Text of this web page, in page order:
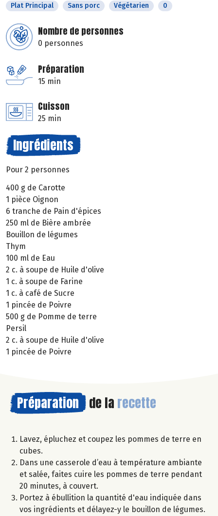
Plat Principal Sans porc Végétarien 0
Nombre de personnes
0 personnes
Préparation
15 min
Cuisson
25 min
Ingrédients
Pour 2 personnes
400 g de Carotte
1 pièce Oignon
6 tranche de Pain d'épices
250 ml de Bière ambrée
Bouillon de légumes
Thym
100 ml de Eau
2 c. à soupe de Huile d'olive
1 c. à soupe de Farine
1 c. à café de Sucre
1 pincée de Poivre
500 g de Pomme de terre
Persil
2 c. à soupe de Huile d'olive
1 pincée de Poivre
Préparation de la recette
Lavez, épluchez et coupez les pommes de terre en
cubes.
Dans une casserole d’eau à température ambiante
et salée, faites cuire les pommes de terre pendant
20 minutes, à couvert.
Portez à ébullition la quantité d'eau indiquée dans
vos ingrédients et délayez-y le bouillon de légumes.